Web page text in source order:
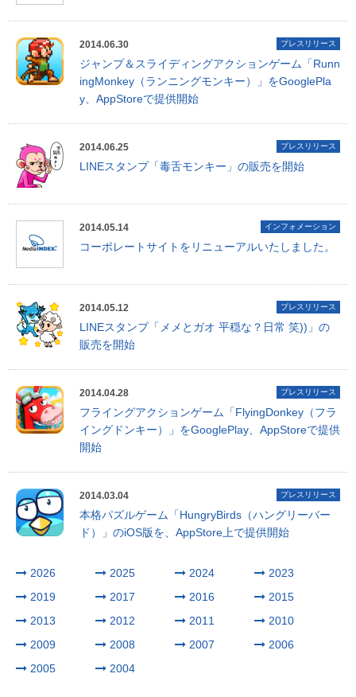
2014.06.30 プレスリリース
ジャンプ＆スライディングアクションゲーム「Runn
ingMonkey（ランニングモンキー）」をGooglePla
y、AppStoreで提供開始
2014.06.25 プレスリリース
LINEスタンプ「毒舌モンキー」の販売を開始
2014.05.14 インフォメーション
コーポレートサイトをリニューアルいたしました。
2014.05.12 プレスリリース
LINEスタンプ「メメとガオ 平穏な？日常 笑))」の
販売を開始
2014.04.28 プレスリリース
フライングアクションゲーム「FlyingDonkey（フラ
イングドンキー）」をGooglePlay、AppStoreで提供
開始
2014.03.04 プレスリリース
本格パズルゲーム「HungryBirds（ハングリーバー
ド）」のiOS版を、AppStore上で提供開始
2026 2025 2024
2023
2019
2017 2016 2015
2013 2012 2011
2010
2009
2008 2007
2006
2005
2004